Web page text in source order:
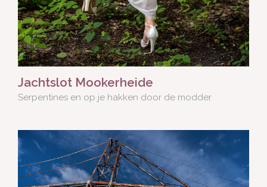
Jachtslot Mookerheide
Serpentines en op je hakken door de modder